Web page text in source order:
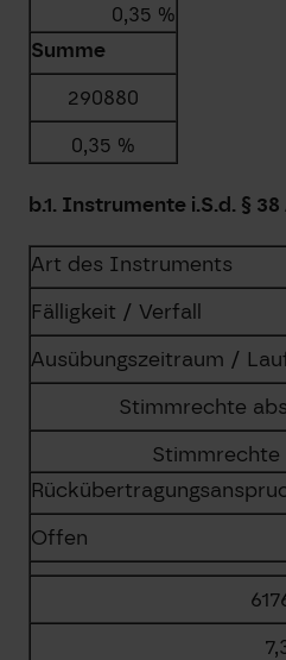
0,35 %
Summe
290880
0,35 %
b.1. Instrumente i.S.d. § 38
Art des Instruments
Fälligkeit / Verfall
Ausübungszeitraum /
Stimmrechte
Stimmrechte
Offen